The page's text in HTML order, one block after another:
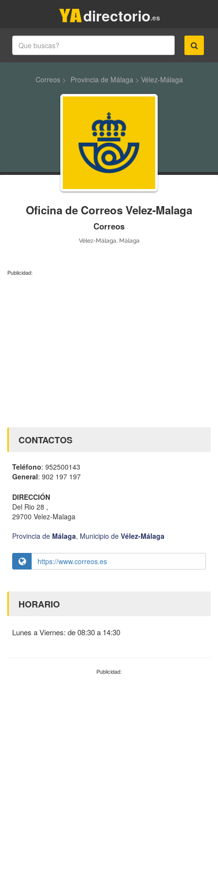
.es
directorio
Correos> Provincia de Málaga> Vélez-Málaga
Oficina de Correos Velez-Malaga
Correos
Vélez-Málaga, Málaga
Publicidad:
CONTACTOS
Teléfono: 952500143
General: 902 197 197
DIRECCIÓN
Del Rio 28 ,
29700 Velez-Malaga
Provincia de Málaga, Municipio de Vélez-Málaga
https://www.correos.es
HORARIO
Lunes a Viernes: de 08:30 a 14:30
Publicidad: